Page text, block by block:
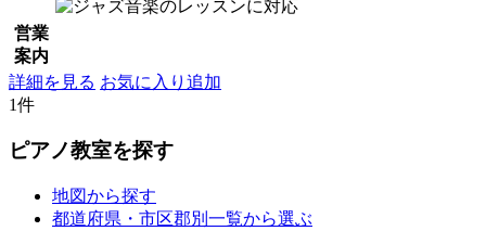
営業
案内
詳細を見る お気に入り追加
1件
ピアノ教室を探す
地図から探す
都道府県・市区郡別一覧から選ぶ